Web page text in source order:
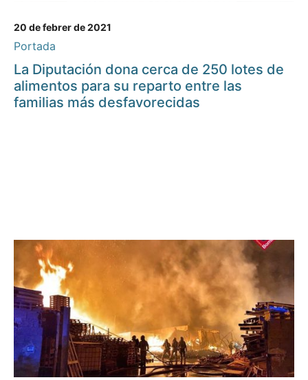
20 de febrer de 2021
Portada
La Diputación dona cerca de 250 lotes de
alimentos para su reparto entre las
familias más desfavorecidas